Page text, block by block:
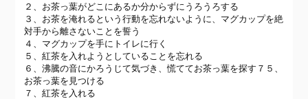
２、お茶っ葉がどこにあるか分からずにうろうろする
３、お茶を淹れるという行動を忘れないように、マグカップを絶
対手から離さないことを誓う
４、マグカップを手にトイレに行く
５、紅茶を入れようとしていることを忘れる
６、沸騰の音にかろうじて気づき、慌ててお茶っ葉を探す７５、
お茶っ葉を見つける
７、紅茶を入れる